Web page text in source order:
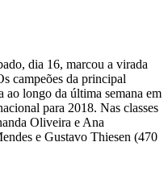
dia 16, marcou a virada
campeões da principal
ao longo da última semana em
para 2018. Nas classes
Oliveira e Ana
e Gustavo Thiesen (470